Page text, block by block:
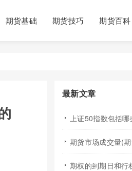
期货基础 期货技巧 期货百科
最新文章